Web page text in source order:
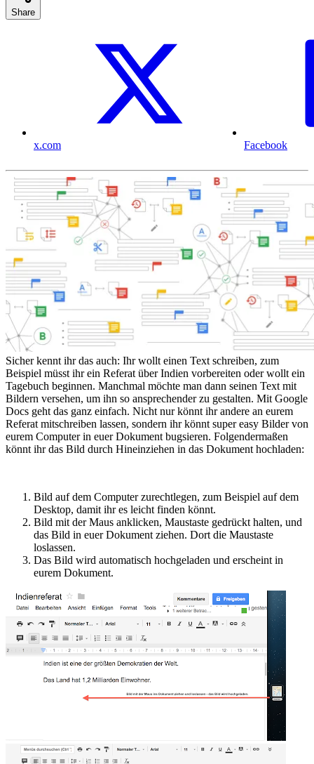
Share
x.com Facebook
Sicher kennt ihr das auch: Ihr wollt einen Text schreiben, zum
Beispiel müsst ihr ein Referat über Indien vorbereiten oder wollt ein
Tagebuch beginnen. Manchmal möchte man dann seinen Text mit
Bildern versehen, um ihn so ansprechender zu gestalten. Mit Google
Docs geht das ganz einfach. Nicht nur könnt ihr andere an eurem
Referat mitschreiben lassen, sondern ihr könnt super easy Bilder von
eurem Computer in euer Dokument bugsieren. Folgendermaßen
könnt ihr das Bild durch Hineinziehen in das Dokument hochladen:
Bild auf dem Computer zurechtlegen, zum Beispiel auf dem
Desktop, damit ihr es leicht finden könnt.
Bild mit der Maus anklicken, Maustaste gedrückt halten, und
das Bild in euer Dokument ziehen. Dort die Maustaste
loslassen.
Das Bild wird automatisch hochgeladen und erscheint in
eurem Dokument.